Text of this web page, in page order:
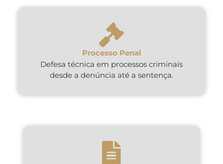
Processo Penal
Defesa técnica em processos criminais
desde a denúncia até a sentença.